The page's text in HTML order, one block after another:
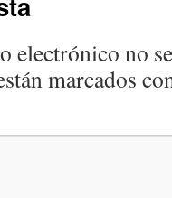
electrónico no
marcados